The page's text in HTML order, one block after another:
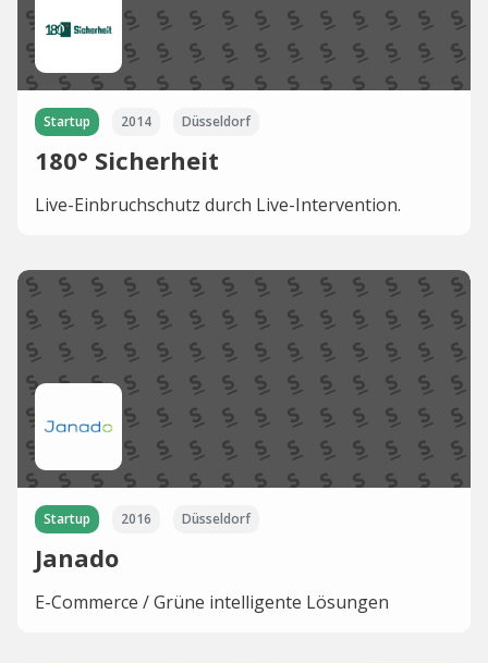
Startup 2014 Düsseldorf
180° Sicherheit
Live-Einbruchschutz durch Live-Intervention.
Startup 2016 Düsseldorf
Janado
E-Commerce / Grüne intelligente Lösungen